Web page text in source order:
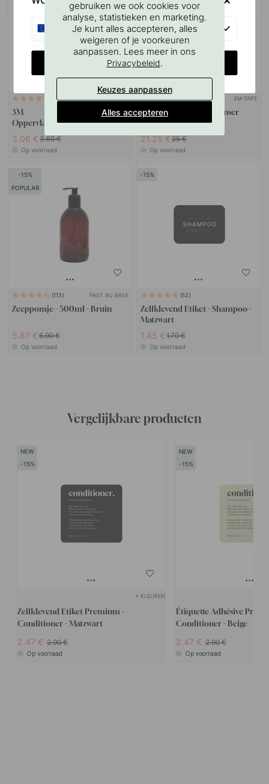
114
3M
Oppervlaktereinigingsdoekje
3.06 € 3.60 €
Op voorraad
122 3M-TAPE
Zeephouder/Zeepdispenser
Base - Mat Zwart
21.25 €25 €
Op voorraad
15
POPULAR
113 PAST BIJ BASE
Zeeppomje - 500ml - Bruin
5.87 € 6.90 €
Op voorraad
15
52
Zelfklevend Etiket - Shampoo -
Matzwart
1.45 € 1.70 €
Op voorraad
Vergelijkbare producten
15
+ KLEUREN
Zelfklevend Etiket Premium -
Conditioner - Matzwart
2.47 2.90
Op voorraad
15
Étiquette Adhésive
Conditioner - Beige
2.47 2.90
Op voorraad
gebruiken we ook cookies voor
analyse, statistieken en marketing.
Je kunt alles accepteren, alles
weigeren of je voorkeuren
aanpassen. Lees meer in ons
Privacybeleid.
Keuzes aanpassen
Alles accepteren
CHANGE COUNTRY